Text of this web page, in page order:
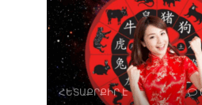
ՀԵՏԱՔՐՔԻՐ Է